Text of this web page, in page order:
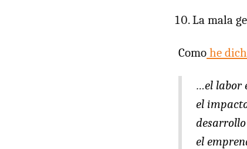
La mala
Como he
…el labor
el
el